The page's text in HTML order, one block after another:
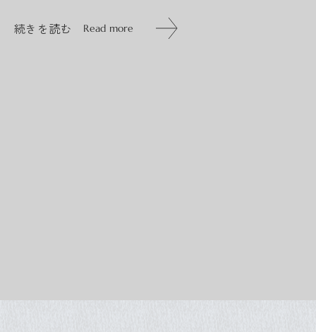
の人が訪れる。この場所でカラ...
続きを読む Read more